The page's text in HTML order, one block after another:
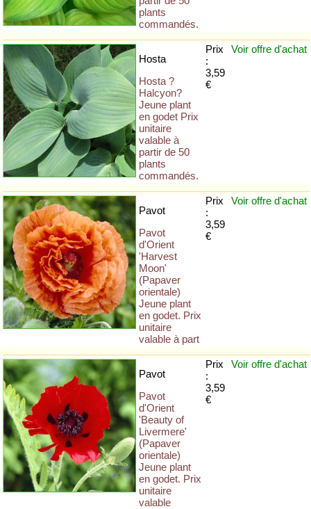
plants
commandés.
Hosta
Hosta ?
Halcyon?
Jeune plant
en godet Prix
unitaire
valable à
partir de 50
plants
commandés.
Prix
:
3,59
€
Voir offre d'achat
Pavot
Pavot
d'Orient
'Harvest
Moon'
(Papaver
orientale)
Jeune plant
en godet. Prix
unitaire
valable à part
Prix
:
3,59
€
Voir offre d'achat
Pavot
Pavot
d'Orient
'Beauty of
Livermere'
(Papaver
orientale)
Jeune plant
en godet. Prix
unitaire
valable
Prix
:
3,59
€
Voir offre d'achat